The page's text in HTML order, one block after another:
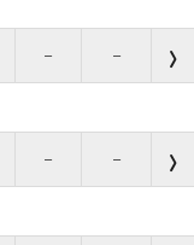
– –
– –